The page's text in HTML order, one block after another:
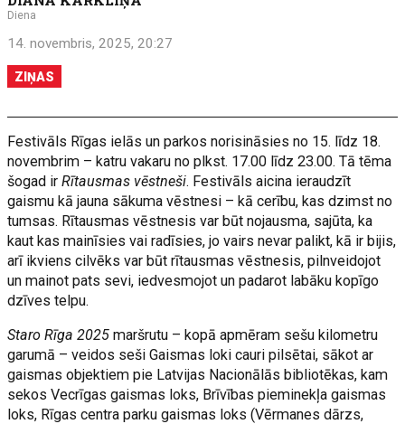
Diena
14. novembris, 2025, 20:27
ZIŅAS
Festivāls Rīgas ielās un parkos norisināsies no 15. līdz 18.
novembrim – katru vakaru no plkst. 17.00 līdz 23.00. Tā tēma
šogad irRītausmas vēstneši. Festivāls aicina ieraudzīt
gaismu kā jauna sākuma vēstnesi – kā cerību, kas dzimst no
tumsas. Rītausmas vēstnesis var būt nojausma, sajūta, ka
kaut kas mainīsies vai radīsies, jo vairs nevar palikt, kā ir bijis,
arī ikviens cilvēks var būt rītausmas vēstnesis, pilnveidojot
un mainot pats sevi, iedvesmojot un padarot labāku kopīgo
dzīves telpu.
Staro Rīga 2025maršrutu – kopā apmēram sešu kilometru
garumā – veidos seši Gaismas loki cauri pilsētai, sākot ar
gaismas objektiem pie Latvijas Nacionālās bibliotēkas, kam
sekos Vecrīgas gaismas loks, Brīvības pieminekļa gaismas
loks, Rīgas centra parku gaismas loks (Vērmanes dārzs,